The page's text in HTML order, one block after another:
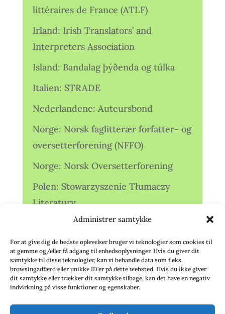
Administrer samtykke
For at give dig de bedste oplevelser bruger vi teknologier som cookies til
at gemme og/eller få adgang til enhedsoplysninger. Hvis du giver dit
samtykke til disse teknologier, kan vi behandle data som f.eks.
browsingadfærd eller unikke ID'er på dette websted. Hvis du ikke giver
dit samtykke eller trækker dit samtykke tilbage, kan det have en negativ
indvirkning på visse funktioner og egenskaber.
littéraires de France (ATLF)
Irland: Irish Translators’ and
Interpreters Association
Island: Bandalag þýðenda og túlka
Italien: STRADE
Nederlandene: Auteursbond
Norge: Norsk faglitterær forfatter- og
oversetterforening (NFFO)
Norge: Norsk Oversetterforening
Polen: Stowarzyszenie Tłumaczy
Literatury
Storbritannien: Translators
Association (TA)
Sverige: Översättarsektionen (Ö.)
Sverige: Översättarcentrum (ÖC)